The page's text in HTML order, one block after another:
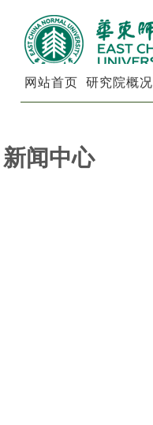
网站首页 研究院概况
新闻中心